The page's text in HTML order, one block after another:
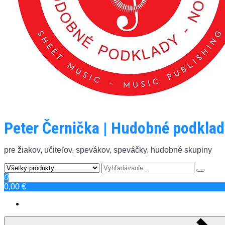
Peter Černička | Hudobné
pre žiakov, učiteľov, spevákov, speváčky, hudobné skupiny
0
0,00 €